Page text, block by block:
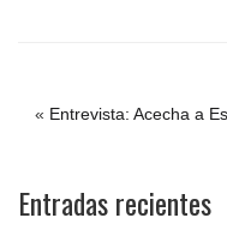
« Entrevista: Acecha a
Entradas recientes